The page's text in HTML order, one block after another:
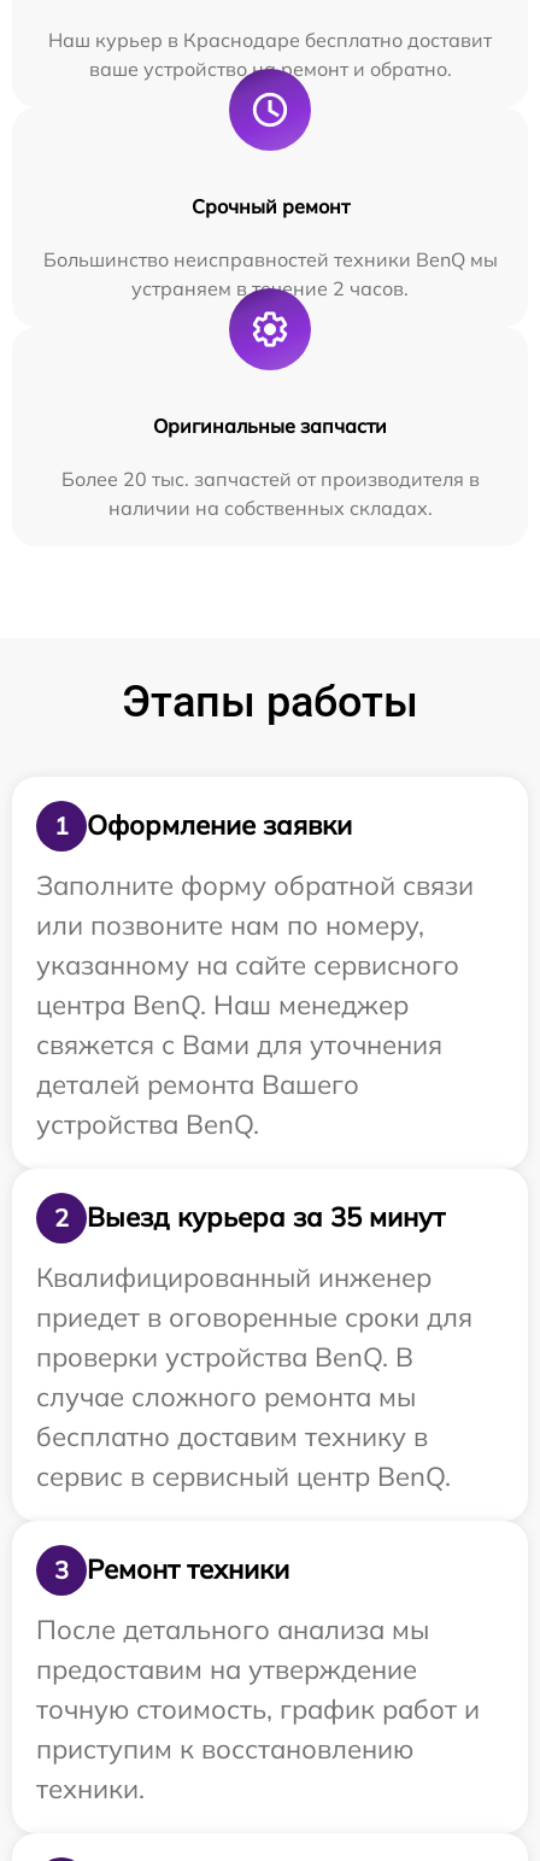
Наш курьер в Краснодаре бесплатно доставит
ваше устройство на ремонт и обратно.
Срочный ремонт
Большинство неисправностей техники BenQ мы
устраняем в течение 2 часов.
Оригинальные запчасти
Более 20 тыс. запчастей от производителя в
наличии на собственных складах.
Этапы работы
1
Оформление заявки
Заполните форму обратной связи
или позвоните нам по номеру,
указанному на сайте сервисного
центра BenQ. Наш менеджер
свяжется с Вами для уточнения
деталей ремонта Вашего
устройства BenQ.
2
Выезд курьера за 35 минут
Квалифицированный инженер
приедет в оговоренные сроки для
проверки устройства BenQ. В
случае сложного ремонта мы
бесплатно доставим технику в
сервис в сервисный центр BenQ.
3
Ремонт техники
После детального анализа мы
предоставим на утверждение
точную стоимость, график работ и
приступим к восстановлению
техники.